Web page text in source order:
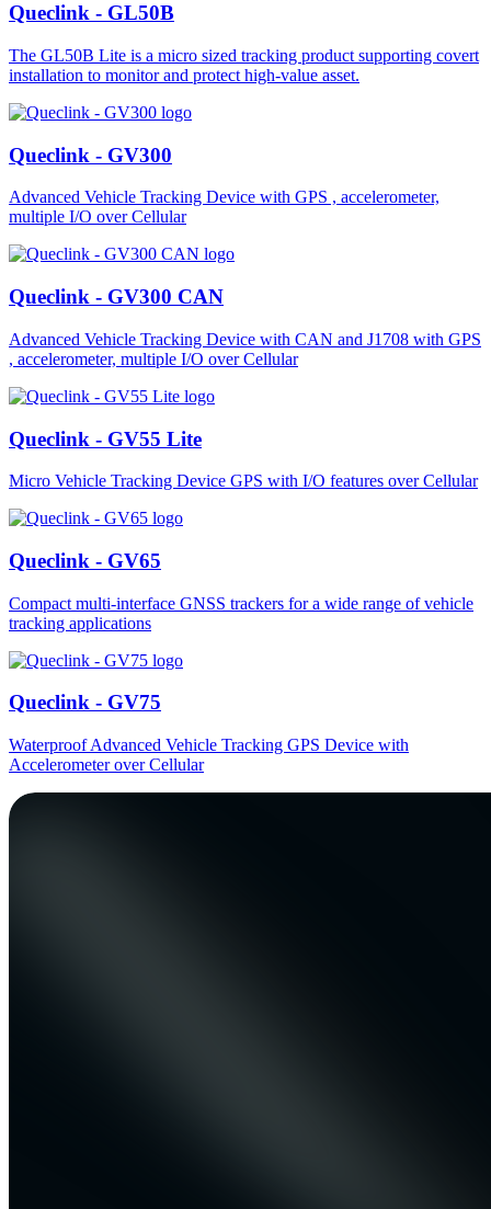
Queclink - GL50B
The GL50B Lite is a micro sized tracking product supporting covert
installation to monitor and protect high-value asset.
Queclink - GV300
Advanced Vehicle Tracking Device with GPS , accelerometer,
multiple I/O over Cellular
Queclink - GV300 CAN
Advanced Vehicle Tracking Device with CAN and J1708 with GPS
, accelerometer, multiple I/O over Cellular
Queclink - GV55 Lite
Micro Vehicle Tracking Device GPS with I/O features over Cellular
Queclink - GV65
Compact multi-interface GNSS trackers for a wide range of vehicle
tracking applications
Queclink - GV75
Waterproof Advanced Vehicle Tracking GPS Device with
Accelerometer over Cellular